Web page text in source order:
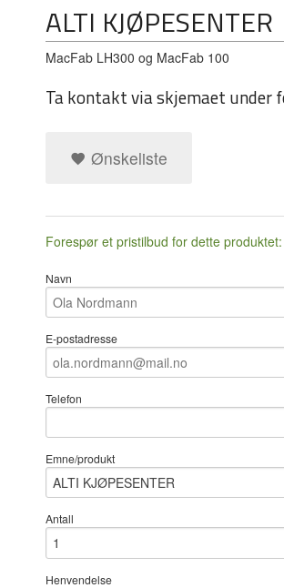
ALTI KJØPESENTER
MacFab LH300 og MacFab 100
Ta kontakt via skjemaet under
Ønskeliste
Forespør et pristilbud for dette produktet:
Navn
E-postadresse
Telefon
Emne/produkt
Antall
Henvendelse